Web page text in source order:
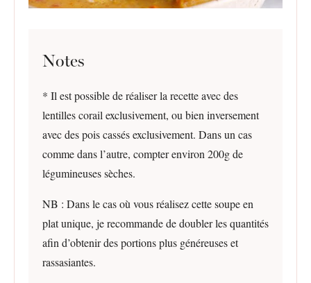
Notes
* Il est possible de réaliser la recette avec des
lentilles corail exclusivement, ou bien inversement
avec des pois cassés exclusivement. Dans un cas
comme dans l’autre, compter environ 200g de
légumineuses sèches.
NB : Dans le cas où vous réalisez cette soupe en
plat unique, je recommande de doubler les quantités
afin d’obtenir des portions plus généreuses et
rassasiantes.